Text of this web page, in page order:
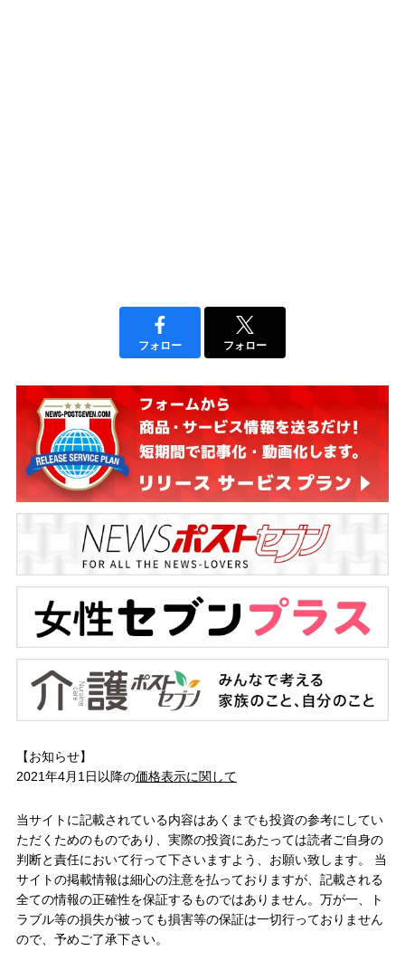
フォロー フォロー
【お知らせ】
2021年4月1日以降の価格表示に関して
当サイトに記載されている内容はあくまでも投資の参考にしてい
ただくためのものであり、実際の投資にあたっては読者ご自身の
判断と責任において行って下さいますよう、お願い致します。 当
サイトの掲載情報は細心の注意を払っておりますが、記載される
全ての情報の正確性を保証するものではありません。万が一、ト
ラブル等の損失が被っても損害等の保証は一切行っておりません
ので、予めご了承下さい。